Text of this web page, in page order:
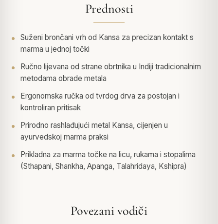
Prednosti
Suženi brončani vrh od Kansa za precizan kontakt s
marma u jednoj točki
Ručno lijevana od strane obrtnika u Indiji tradicionalnim
metodama obrade metala
Ergonomska ručka od tvrdog drva za postojan i
kontroliran pritisak
Prirodno rashlađujući metal Kansa, cijenjen u
ayurvedskoj marma praksi
Prikladna za marma točke na licu, rukama i stopalima
(Sthapani, Shankha, Apanga, Talahridaya, Kshipra)
Povezani vodiči